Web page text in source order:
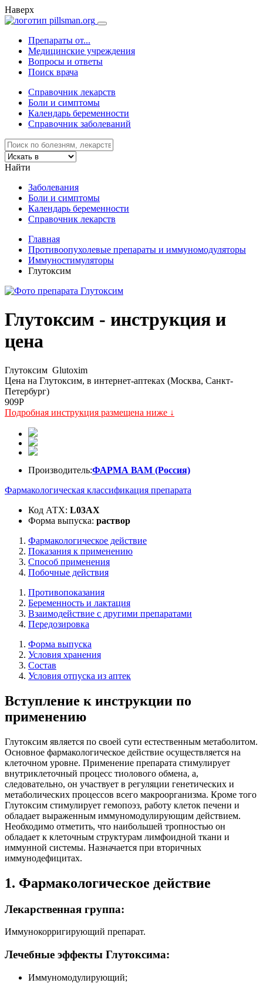
Наверх
Препараты от...
Медицинские учреждения
Вопросы и ответы
Поиск врача
Справочник лекарств
Боли и симптомы
Календарь беременности
Справочник заболеваний
Найти
Заболевания
Боли и симптомы
Календарь беременности
Справочник лекарств
Главная
Противоопухолевые препараты и иммуномодуляторы
Иммуноcтимуляторы
Глутоксим
Глутоксим - инструкция и
цена
Глутоксим Glutoxim
Цена на Глутоксим, в интернет-аптеках (Москва, Санкт-
Петербург)
909P
Подробная инструкция размещена ниже ↓
Производитель:ФАРМА ВАМ (Россия)
Фармакологическая классификация препарата
Код АТХ: L03AX
Форма выпуска: раствор
Фармакологическое действие
Показания к применению
Способ применения
Побочные действия
Противопоказания
Беременность и лактация
Взаимодействие с другими препаратами
Передозировка
Форма выпуска
Условия хранения
Состав
Условия отпуска из аптек
Вступление к инструкции по
применению
Глутоксим является по своей сути естественным метаболитом.
Основное фармакологическое действие осуществляется на
клеточном уровне. Применение препарата стимулирует
внутриклеточный процесс тиолового обмена, а,
следовательно, он участвует в регуляции генетических и
метаболических процессов всего макроорганизма. Кроме того
Глутоксим стимулирует гемопоэз, работу клеток печени и
обладает выраженным иммуномодулирующим действием.
Необходимо отметить, что наибольшей тропностью он
обладает к клеточным структурам лимфоидной ткани и
иммунной системы. Назначается при вторичных
иммунодефицитах.
1. Фармакологическое действие
Лекарственная группа:
Иммунокорригирующий препарат.
Лечебные эффекты Глутоксима:
Иммуномодулирующий;